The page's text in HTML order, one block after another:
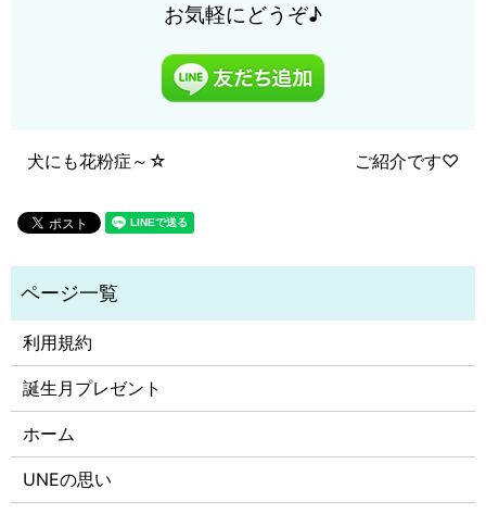
お気軽にどうぞ♪
犬にも花粉症～☆ ご紹介です♡
利用規約
誕生月プレゼント
ホーム
UNEの思い